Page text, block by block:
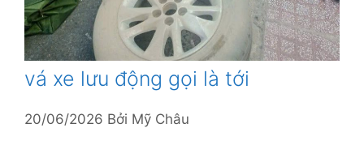
vá xe lưu động gọi là tới
20/06/2026 Bởi Mỹ Châu